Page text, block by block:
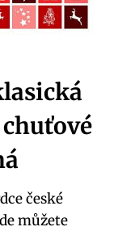
české
můžete